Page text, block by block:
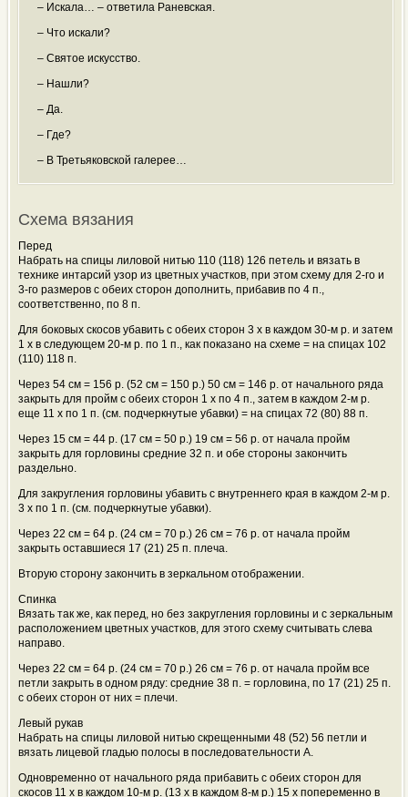
– Искала… – ответила Раневская.
– Что искали?
– Святое искусство.
– Нашли?
– Да.
– Где?
– В Третьяковской галерее…
Схема вязания
Перед
Набрать на спицы лиловой нитью 110 (118) 126 петель и вязать в
технике интарсий узор из цветных участков, при этом схему для 2-го и
3-го размеров с обеих сторон дополнить, прибавив по 4 п.,
соответственно, по 8 п.
Для боковых скосов убавить с обеих сторон 3 х в каждом 30-м р. и затем
1 х в следующем 20-м р. по 1 п., как показано на схеме = на спицах 102
(110) 118 п.
Через 54 cм = 156 р. (52 cм = 150 р.) 50 cм = 146 р. от начального ряда
закрыть для пройм с обеих сторон 1 х по 4 п., затем в каждом 2-м р.
еще 11 х по 1 п. (см. подчеркнутые убавки) = на спицах 72 (80) 88 п.
Через 15 cм = 44 р. (17 cм = 50 р.) 19 cм = 56 р. от начала пройм
закрыть для горловины средние 32 п. и обе стороны закончить
раздельно.
Для закругления горловины убавить с внутреннего края в каждом 2-м р.
3 х по 1 п. (см. подчеркнутые убавки).
Через 22 cм = 64 р. (24 cм = 70 р.) 26 cм = 76 р. от начала пройм
закрыть оставшиеся 17 (21) 25 п. плеча.
Вторую сторону закончить в зеркальном отображении.
Спинка
Вязать так же, как перед, но без закругления горловины и с зеркальным
расположением цветных участков, для этого схему считывать слева
направо.
Через 22 cм = 64 р. (24 cм = 70 р.) 26 cм = 76 р. от начала пройм все
петли закрыть в одном ряду: средние 38 п. = горловина, по 17 (21) 25 п.
с обеих сторон от них = плечи.
Левый рукав
Набрать на спицы лиловой нитью скрещенными 48 (52) 56 петли и
вязать лицевой гладью полосы в последовательности А.
Одновременно от начального ряда прибавить с обеих сторон для
скосов 11 х в каждом 10-м р. (13 х в каждом 8-м р.) 15 х попеременно в